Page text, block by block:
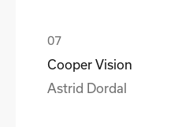
Cooper Vision
Astrid Dordal